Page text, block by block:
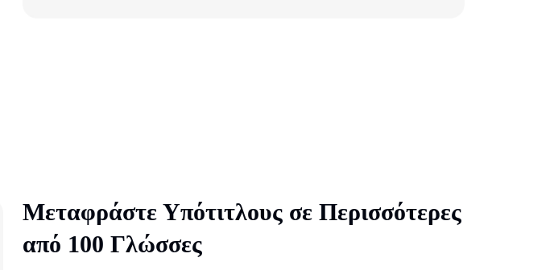
Μεταφράστε Υπότιτλους σε Περισσότερες
από 100 Γλώσσες